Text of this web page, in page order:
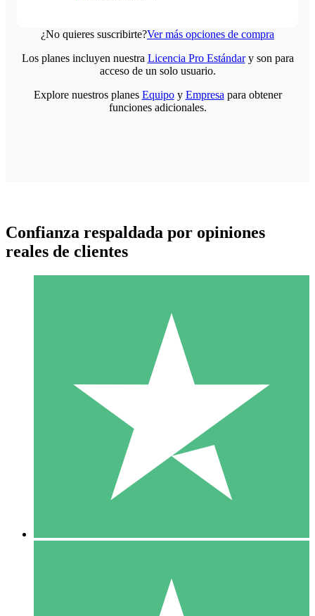
¿No quieres suscribirte?Ver más opciones de compra
Paquetes de Créditos Individuales
Paga según el uso con créditos de descarga. Sin compromiso
10 00
10 Descargas
20 00
Los planes incluyen nuestra Licencia Pro Estándary son para
acceso de un solo usuario.
Explore nuestros planes Equipoy Empresa para obtener
funciones adicionales.
Confianza respaldada por opiniones
reales de clientes